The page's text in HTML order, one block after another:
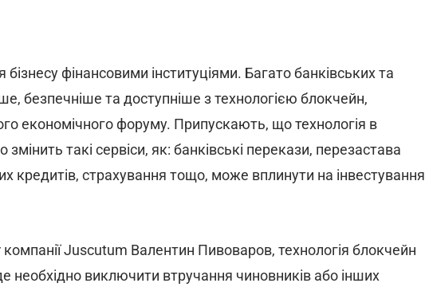
фінансовими інституціями. Багато банківських та
безпечніше та доступніше з технологією блокчейн,
економічного форуму. Припускають, що технологія в
такі сервіси, як: банківські перекази, перезастава
кредитів, страхування тощо, може вплинути на інвестування
Juscutum Валентин Пивоваров, технологія блокчейн
необхідно виключити втручання чиновників або інших